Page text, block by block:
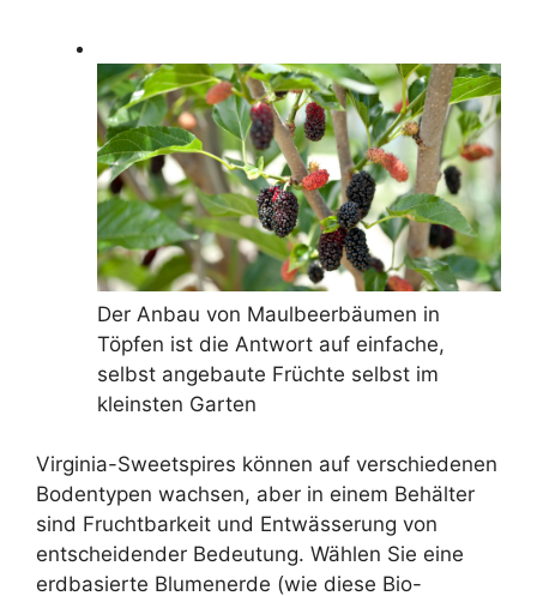
Der Anbau von Maulbeerbäumen in
Töpfen ist die Antwort auf einfache,
selbst angebaute Früchte selbst im
kleinsten Garten
Virginia-Sweetspires können auf verschiedenen
Bodentypen wachsen, aber in einem Behälter
sind Fruchtbarkeit und Entwässerung von
entscheidender Bedeutung. Wählen Sie eine
erdbasierte Blumenerde (wie diese Bio-